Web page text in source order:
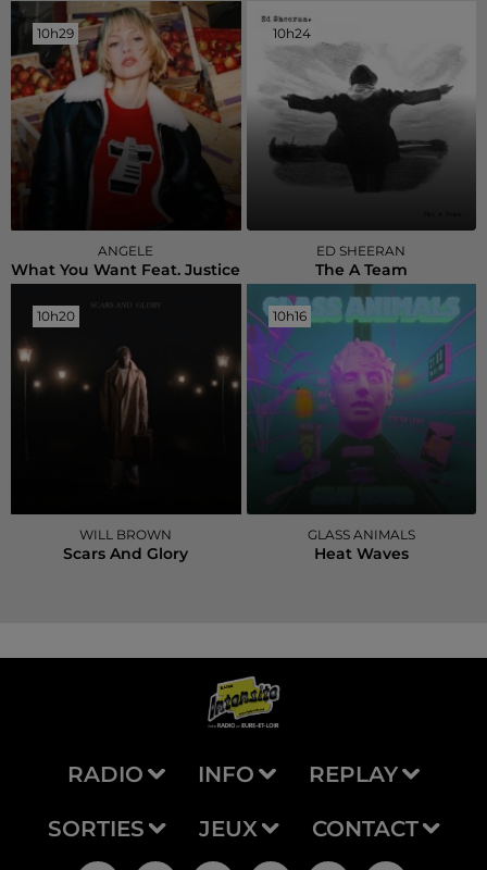
10h29
10h29
ANGELE
What You Want Feat. Justice
10h24
10h24
ED SHEERAN
The A Team
10h20
10h20
WILL BROWN
Scars And Glory
10h16
10h16
GLASS ANIMALS
Heat Waves
RADIO INFO REPLAY
SORTIES JEUX CONTACT